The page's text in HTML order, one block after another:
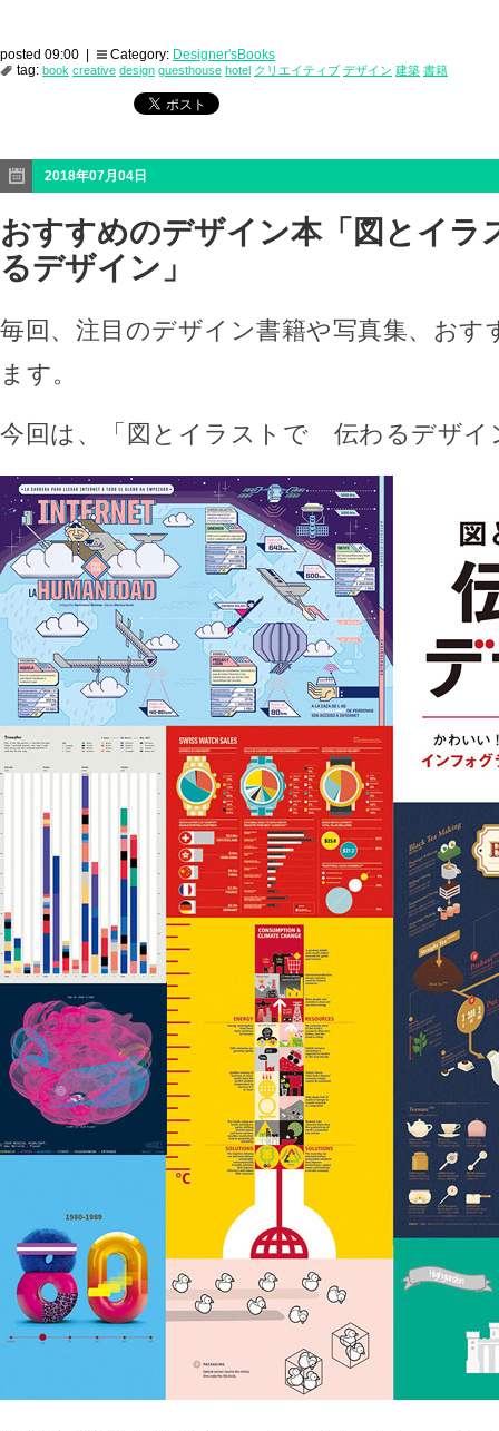
posted 09:00 | Category: Designer'sBooks
tag: book creative design guesthouse hotel クリエイティブ デザイン 建築 書籍
2018年07月04日
おすすめのデザイン本「図とイ
るデザイン」
毎回、注目のデザイン書籍や写真集、おす
ます。
今回は、「図とイラストで 伝わるデザイ